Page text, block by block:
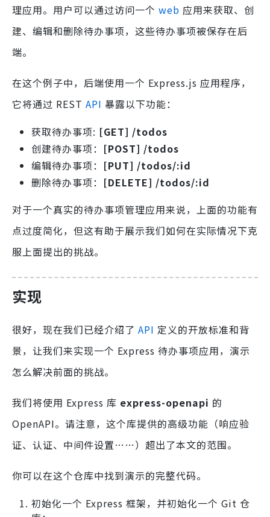
理应用。用户可以通过访问一个 web 应用来获取、创
建、编辑和删除待办事项，这些待办事项被保存在后
端。
在这个例子中，后端使用一个 Express.js 应用程序，
它将通过 REST API 暴露以下功能：
获取待办事项: [GET] /todos
创建待办事项： [POST] /todos
编辑待办事项： [PUT] /todos/:id
删除待办事项： [DELETE] /todos/:id
对于一个真实的待办事项管理应用来说，上面的功能有
点过度简化，但这有助于展示我们如何在实际情况下克
服上面提出的挑战。
实现
很好，现在我们已经介绍了 API 定义的开放标准和背
景，让我们来实现一个 Express 待办事项应用，演示
怎么解决前面的挑战。
我们将使用 Express 库 express-openapi 的
OpenAPI。请注意，这个库提供的高级功能（响应验
证、认证、中间件设置……）超出了本文的范围。
你可以在这个仓库中找到演示的完整代码。
初始化一个 Express 框架，并初始化一个 Git 仓